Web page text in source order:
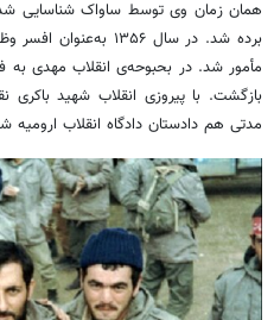
همان زمان وی توسط ساواک شناسایی شد
برده شد. در سال
مأمور شد. در بحبوحه‌ی انقلاب مهدی به
بازگشت. با پیروزی انقلاب شهید
مدتی هم دادستان دادگاه انقلاب ارومیه